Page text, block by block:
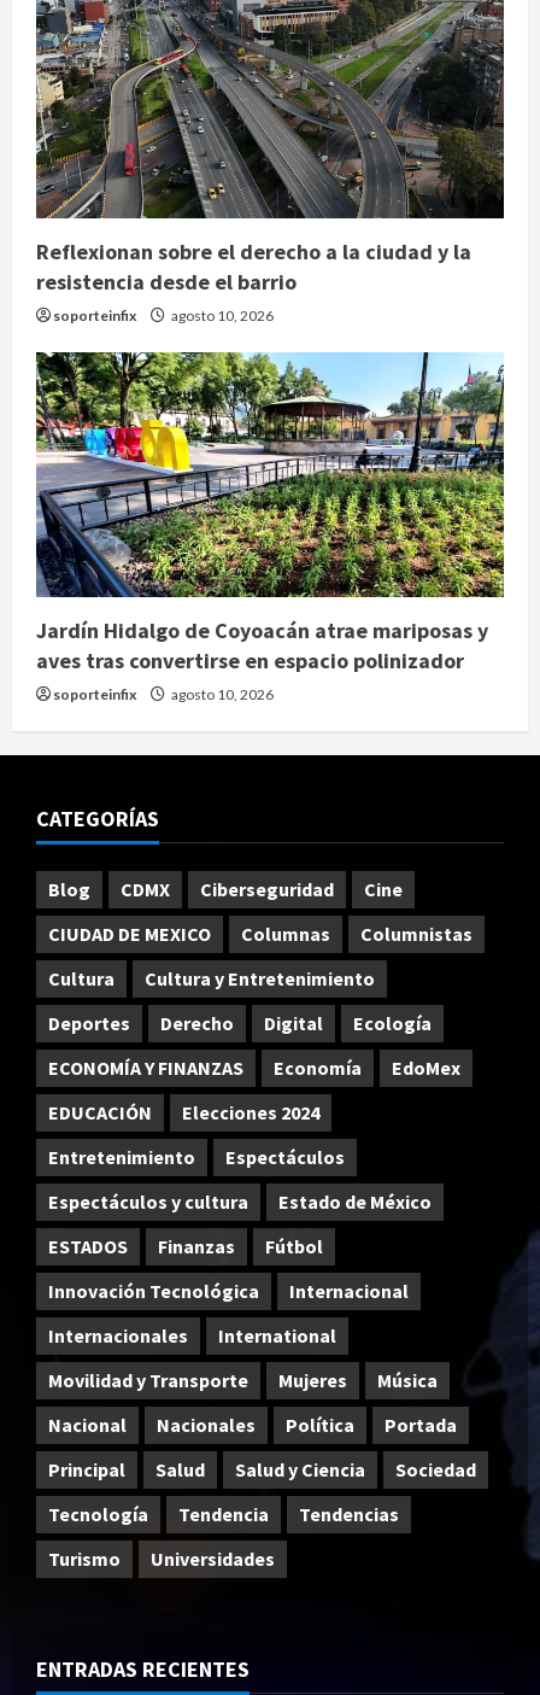
Reflexionan sobre el derecho a la ciudad y la
resistencia desde el barrio
soporteinfix agosto 10, 2026
Jardín Hidalgo de Coyoacán atrae mariposas y
aves tras convertirse en espacio polinizador
soporteinfix agosto 10, 2026
CATEGORÍAS
Blog CDMX Ciberseguridad
Cine
CIUDAD DE MEXICO
Columnas
Columnistas
Cultura
Cultura y Entretenimiento
Deportes
Derecho Digital
Ecología
ECONOMÍA Y FINANZAS
Economía
EdoMex
EDUCACIÓN
Elecciones 2024
Entretenimiento
Espectáculos
Espectáculos y cultura
Estado de México
ESTADOS
Finanzas
Fútbol
Innovación Tecnológica
Internacional
Internacionales
International
Movilidad y Transporte
Mujeres
Música
Nacional
Nacionales Política
Portada
Principal
Salud Salud y Ciencia
Sociedad
Tecnología
Tendencia
Tendencias
Turismo
Universidades
ENTRADAS RECIENTES